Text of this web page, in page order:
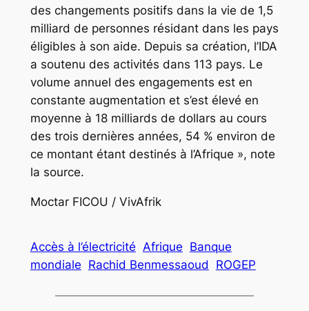
des changements positifs dans la vie de 1,5
milliard de personnes résidant dans les pays
éligibles à son aide. Depuis sa création, l’IDA
a soutenu des activités dans 113 pays. Le
volume annuel des engagements est en
constante augmentation et s’est élevé en
moyenne à 18 milliards de dollars au cours
des trois dernières années, 54 % environ de
ce montant étant destinés à l’Afrique », note
la source.
Moctar FICOU / VivAfrik
Accès à l’électricité Afrique Banque
mondiale Rachid Benmessaoud ROGEP